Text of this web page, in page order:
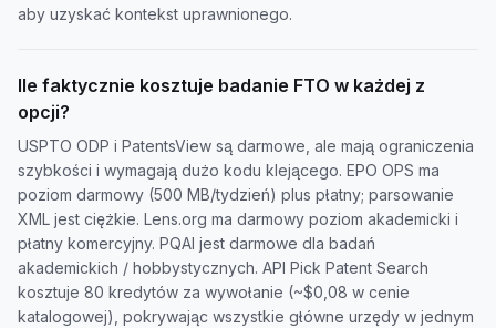
aby uzyskać kontekst uprawnionego.
Ile faktycznie kosztuje badanie FTO w każdej z
opcji?
USPTO ODP i PatentsView są darmowe, ale mają ograniczenia
szybkości i wymagają dużo kodu klejącego. EPO OPS ma
poziom darmowy (500 MB/tydzień) plus płatny; parsowanie
XML jest ciężkie. Lens.org ma darmowy poziom akademicki i
płatny komercyjny. PQAI jest darmowe dla badań
akademickich / hobbystycznych. API Pick Patent Search
kosztuje 80 kredytów za wywołanie (~$0,08 w cenie
katalogowej), pokrywając wszystkie główne urzędy w jednym